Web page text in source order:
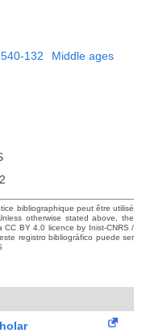
540-132 Middle ages
bibliographique peut être utilisé
otherwise stated above, the
BY 4.0 licence by Inist-CNRS /
registro bibliográfico puede ser